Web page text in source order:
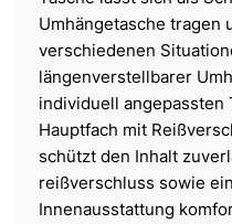
Umhängetasche tragen
verschiedenen
längenverstellbarer
individuell angepassten
Hauptfach mit
schützt den Inhalt
reißverschluss sowie
Innenausstattung